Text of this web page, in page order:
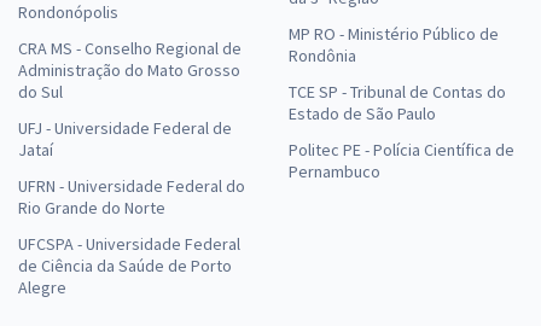
Prefeitura de Monte Negro - RO - Professor Nível II - Pedagogo
Educação Infantil
à vista
R$31,92
Economize R$ 95,76 (-20%)
Comprar
Prefeitura de Monte Negro - RO - Professor Nível II - Pedagogo
Rondonópolis
CRA MS - Conselho Regional de
Administração do Mato Grosso
do Sul
UFJ - Universidade Federal de
Jataí
UFRN - Universidade Federal do
Rio Grande do Norte
UFCSPA - Universidade Federal
de Ciência da Saúde de Porto
Alegre
MP RO - Ministério Público de
Rondônia
TCE SP - Tribunal de Contas do
Estado de São Paulo
Politec PE - Polícia Científica de
Pernambuco